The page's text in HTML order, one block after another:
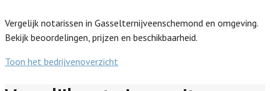
Vergelijk notarissen in Gasselternijveenschemond en omgeving.
Bekijk beoordelingen, prijzen en beschikbaarheid.
Toon het bedrijvenoverzicht